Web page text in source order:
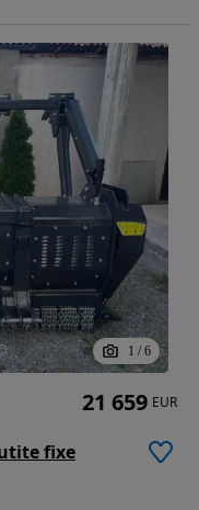
1 / 6
fixe
21 659 EUR